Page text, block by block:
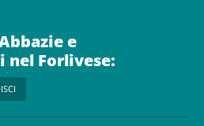
e
nel Forlivese:
tra
e storia